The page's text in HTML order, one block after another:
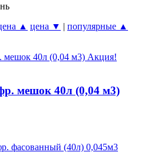
▲ цена ▼ | популярные ▲
мешок 40л (0,04 м3)